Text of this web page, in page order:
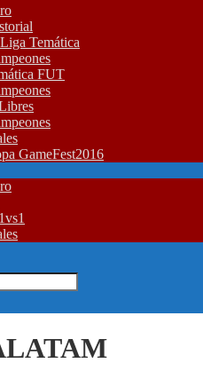
Temática
FUT
GameFest2016